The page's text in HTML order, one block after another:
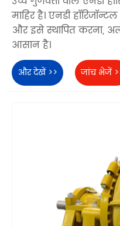
माहिर है। एनडी
और इसे स्थापित करना,
आसान है।
और देखें >> जांच भेजें